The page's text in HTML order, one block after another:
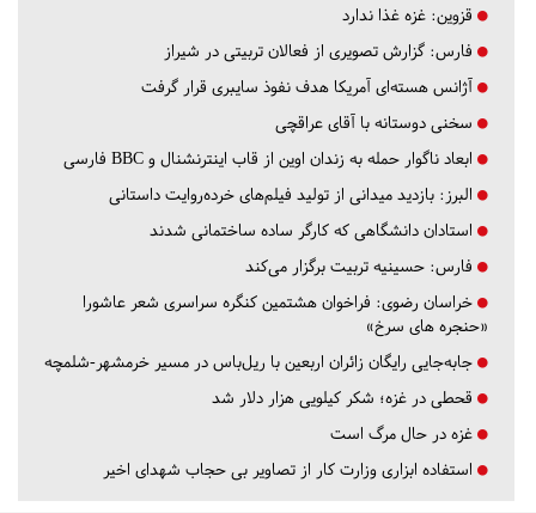
قزوین: غزه غذا ندارد
فارس: گزارش تصویری از فعالان تربیتی در شیراز
آژانس هسته‌ای آمریکا هدف نفوذ سایبری قرار گرفت
سخنی دوستانه با آقای عراقچی
ابعاد ناگوار حمله به زندان اوین از قاب اینترنشنال و BBC فارسی
البرز: بازدید میدانی از تولید فیلم‌های خرده‌روایت داستانی
استادان دانشگاهی که کارگر ساده ساختمانی شدند
فارس: حسینیه تربیت برگزار می‌کند
خراسان رضوی: فراخوان هشتمین کنگره سراسری شعر عاشورا
«حنجره های سرخ»
جابه‌جایی رایگان زائران اربعین با ریل‌باس در مسیر خرمشهر-شلمچه
قحطی در غزه؛ شکر کیلویی هزار دلار شد
غزه در حال مرگ است
استفاده ابزاری وزارت کار از تصاویر بی حجاب شهدای اخیر